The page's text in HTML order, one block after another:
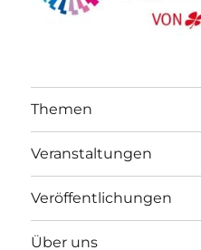
Themen
Veranstaltungen
Veröffentlichungen
Über uns